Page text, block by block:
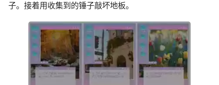
子。接着用收集到的锤子敲坏地板。